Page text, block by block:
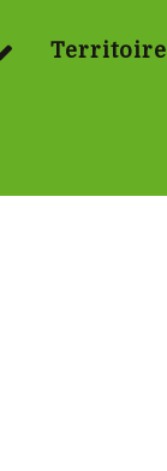
Territoire